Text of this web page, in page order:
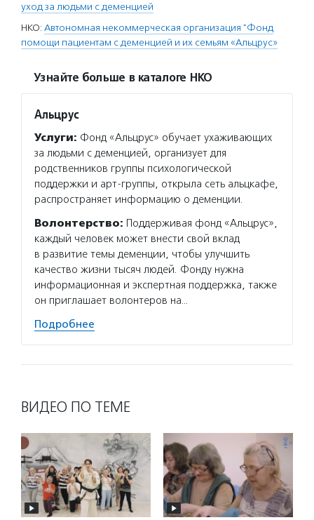
уход за людьми с деменцией
НКО: Автономная некоммерческая организация "Фонд
помощи пациентам с деменцией и их семьям «Альцрус»
Узнайте больше в каталоге НКО
Альцрус
Услуги: Фонд «Альцрус» обучает ухаживающих
за людьми с деменцией, организует для
родственников группы психологической
поддержки и арт-группы, открыла сеть альцкафе,
распространяет информацию о деменции.
Волонтерство: Поддерживая фонд «Альцрус»,
каждый человек может внести свой вклад
в развитие темы деменции, чтобы улучшить
качество жизни тысяч людей. Фонду нужна
информационная и экспертная поддержка, также
он приглашает волонтеров на…
Подробнее
ВИДЕО ПО ТЕМЕ